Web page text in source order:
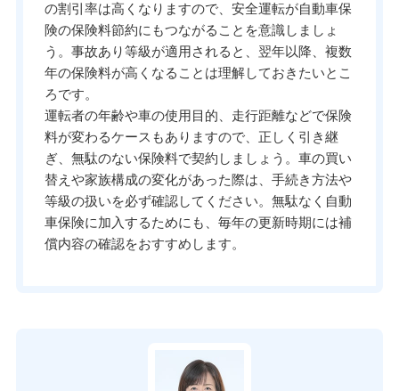
の割引率は高くなりますので、安全運転が自動車保
険の保険料節約にもつながることを意識しましょ
う。事故あり等級が適用されると、翌年以降、複数
年の保険料が高くなることは理解しておきたいとこ
ろです。
運転者の年齢や車の使用目的、走行距離などで保険
料が変わるケースもありますので、正しく引き継
ぎ、無駄のない保険料で契約しましょう。車の買い
替えや家族構成の変化があった際は、手続き方法や
等級の扱いを必ず確認してください。無駄なく自動
車保険に加入するためにも、毎年の更新時期には補
償内容の確認をおすすめします。